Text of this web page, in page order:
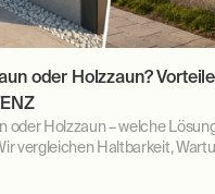
oder Holzzaun?
oder Holzzaun – welche
vergleichen Haltbarkeit,
Kosten. Erfahren Sie, welche